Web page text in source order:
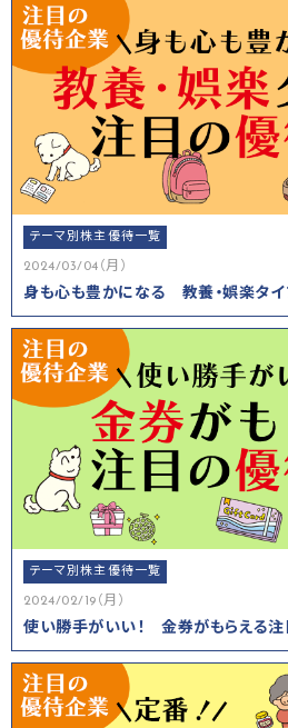
テーマ別株主優待一覧
2024/03/04（月）
身も心も豊かになる 教養・娯楽タ
テーマ別株主優待一覧
2024/02/19（月）
使い勝手がいい！ 金券がもらえる